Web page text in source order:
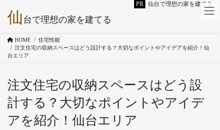
PR 仙台で理想の家を建てる
仙 台で理想の家を建てる
HOME
住宅性能
注文住宅の収納スペースはどう設計する？大切なポイントやアイデアを紹介！仙
台エリア
注文住宅の収納スペースはどう設
計する？大切なポイントやアイデ
アを紹介！仙台エリア